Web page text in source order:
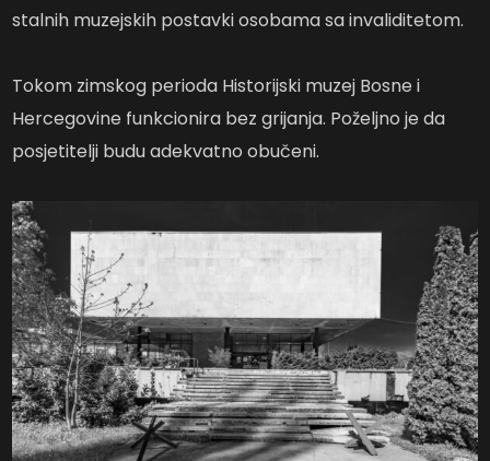
stalnih muzejskih postavki osobama sa invaliditetom.
Tokom zimskog perioda Historijski muzej Bosne i
Hercegovine funkcionira bez grijanja. Poželjno je da
posjetitelji budu adekvatno obučeni.